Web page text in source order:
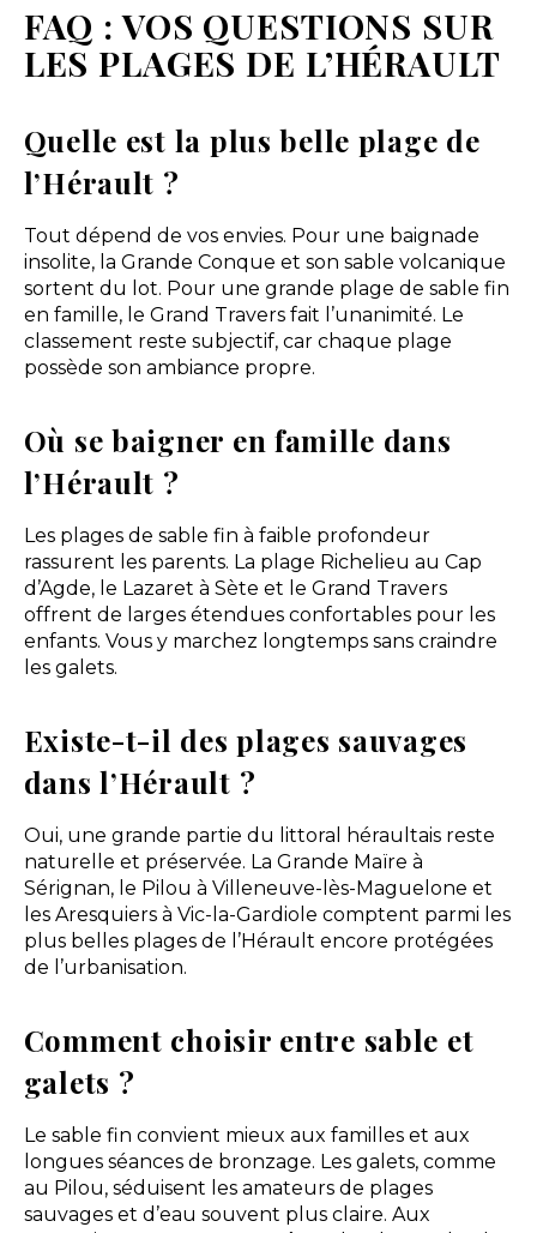
FAQ : VOS QUESTIONS SUR
LES PLAGES DE L’HÉRAULT
Quelle est la plus belle plage de
l’Hérault ?
Tout dépend de vos envies. Pour une baignade
insolite, la Grande Conque et son sable volcanique
sortent du lot. Pour une grande plage de sable fin
en famille, le Grand Travers fait l’unanimité. Le
classement reste subjectif, car chaque plage
possède son ambiance propre.
Où se baigner en famille dans
l’Hérault ?
Les plages de sable fin à faible profondeur
rassurent les parents. La plage Richelieu au Cap
d’Agde, le Lazaret à Sète et le Grand Travers
offrent de larges étendues confortables pour les
enfants. Vous y marchez longtemps sans craindre
les galets.
Existe-t-il des plages sauvages
dans l’Hérault ?
Oui, une grande partie du littoral héraultais reste
naturelle et préservée. La Grande Maïre à
Sérignan, le Pilou à Villeneuve-lès-Maguelone et
les Aresquiers à Vic-la-Gardiole comptent parmi les
plus belles plages de l’Hérault encore protégées
de l’urbanisation.
Comment choisir entre sable et
galets ?
Le sable fin convient mieux aux familles et aux
longues séances de bronzage. Les galets, comme
au Pilou, séduisent les amateurs de plages
sauvages et d’eau souvent plus claire. Aux